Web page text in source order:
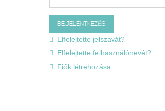
Elfelejtette jelszavát?
Elfelejtette felhasználónevét?
Fiók létrehozása